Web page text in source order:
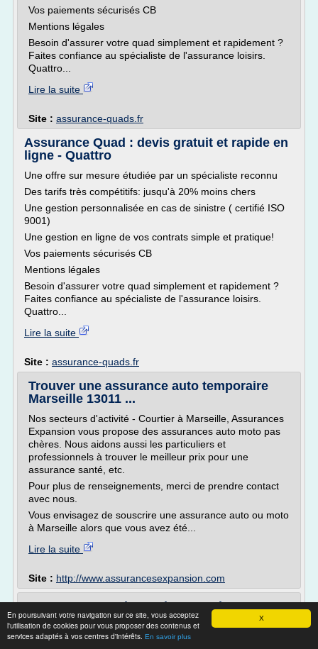
X
En poursuivant votre navigation sur ce site, vous acceptez
l'utilisation de cookies pour vous proposer des contenus et
services adaptés à vos centres d'intérêts. En savoir plus
Vos paiements sécurisés CB
Mentions légales
Besoin d'assurer votre quad simplement et rapidement ?
Faites confiance au spécialiste de l'assurance loisirs.
Quattro...
Lire la suite
Site : assurance-quads.fr
Assurance Quad : devis gratuit et rapide en
ligne - Quattro
Une offre sur mesure étudiée par un spécialiste reconnu
Des tarifs très compétitifs: jusqu'à 20% moins chers
Une gestion personnalisée en cas de sinistre ( certifié ISO
9001)
Une gestion en ligne de vos contrats simple et pratique!
Vos paiements sécurisés CB
Mentions légales
Besoin d'assurer votre quad simplement et rapidement ?
Faites confiance au spécialiste de l'assurance loisirs.
Quattro...
Lire la suite
Site : assurance-quads.fr
Trouver une assurance auto temporaire
Marseille 13011 ...
Nos secteurs d'activité - Courtier à Marseille, Assurances
Expansion vous propose des assurances auto moto pas
chères. Nous aidons aussi les particuliers et
professionnels à trouver le meilleur prix pour une
assurance santé, etc.
Pour plus de renseignements, merci de prendre contact
avec nous.
Vous envisagez de souscrire une assurance auto ou moto
à Marseille alors que vous avez été...
Lire la suite
Site : http://www.assurancesexpansion.com
Assurance quad pas cher - Devis
assurance quad - AMV
Amv